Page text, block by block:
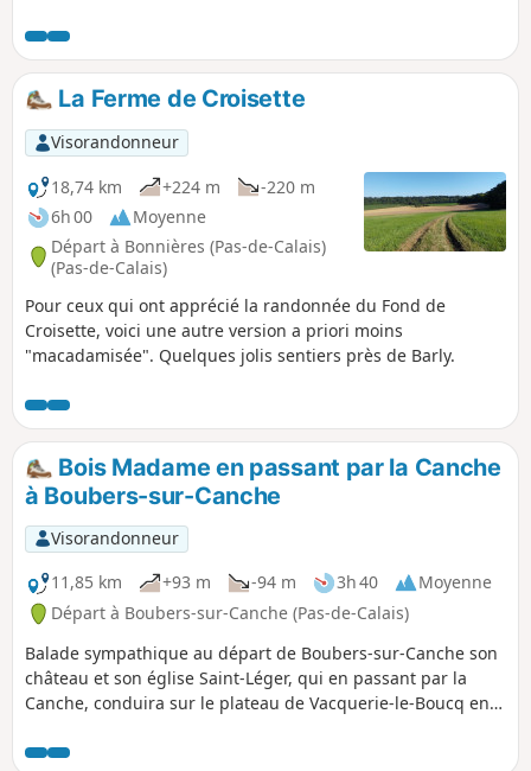
le parcours.
La Ferme de Croisette
Visorandonneur
18,74 km
+224 m
-220 m
6h 00
Moyenne
Départ à Bonnières (Pas-de-Calais)
(Pas-de-Calais)
Pour ceux qui ont apprécié la randonnée du Fond de
Croisette, voici une autre version a priori moins
"macadamisée". Quelques jolis sentiers près de Barly.
Bois Madame en passant par la Canche
à Boubers-sur-Canche
Visorandonneur
11,85 km
+93 m -94 m 3h 40
Moyenne
Départ à Boubers-sur-Canche (Pas-de-Calais)
Balade sympathique au départ de Boubers-sur-Canche son
château et son église Saint-Léger, qui en passant par la
Canche, conduira sur le plateau de Vacquerie-le-Boucq en
du Bois des Avents jusque Boubers-sur-Canche.